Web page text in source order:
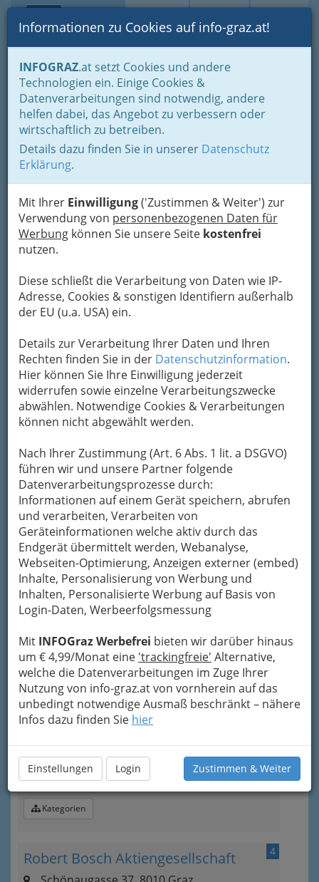
Suche Login Toggle
Informationen zu Cookies auf info-graz.at!
INFOGRAZ.at setzt Cookies und andere
Technologien ein. Einige Cookies &
Datenverarbeitungen sind notwendig, andere
helfen dabei, das Angebot zu verbessern oder
wirtschaftlich zu betreiben.
Details dazu finden Sie in unserer Datenschutz
Erklärung.
Mit Ihrer Einwilligung('Zustimmen & Weiter') zur
Verwendung von personenbezogenen Daten für
Werbung können Sie unsere Seite kostenfrei
nutzen.
Diese schließt die Verarbeitung von Daten wie IP-
Adresse, Cookies & sonstigen Identifiern außerhalb
der EU (u.a. USA) ein.
Details zur Verarbeitung Ihrer Daten und Ihren
Rechten finden Sie in der Datenschutzinformation.
Hier können Sie Ihre Einwilligung jederzeit
widerrufen sowie einzelne Verarbeitungszwecke
abwählen. Notwendige Cookies & Verarbeitungen
können nicht abgewählt werden.
Nach Ihrer Zustimmung (Art. 6 Abs. 1 lit. a DSGVO)
führen wir und unsere Partner folgende
Datenverarbeitungsprozesse durch:
Informationen auf einem Gerät speichern, abrufen
und verarbeiten, Verarbeiten von
Geräteinformationen welche aktiv durch das
Endgerät übermittelt werden, Webanalyse,
Webseiten-Optimierung, Anzeigen externer (embed)
Inhalte, Personalisierung von Werbung und
Inhalten, Personalisierte Werbung auf Basis von
Login-Daten, Werbeerfolgsmessung
Mit INFOGraz Werbefrei bieten wir darüber hinaus
um € 4,99/Monat eine 'trackingfreie' Alternative,
welche die Datenverarbeitungen im Zuge Ihrer
Nutzung von info-graz.at von vornherein auf das
unbedingt notwendige Ausmaß beschränkt – nähere
Infos dazu finden Sie hier
Einstellungen Login Zustimmen & Weiter
Home Branchen
Gewerbe, Handwerk, Banken
Gewerbe & Handwerk, Gliederung der WKO
Landesinnung der Elektro-, Gebäude-, Alarm- und
Kommunikationstechniker
Elektro-, Audio-, Video- und Alarmanlagentechniker - verschiedene
Gewerbe
Elektro-, Audio-, Video- und
Alarmanlagentechniker -
verschiedene Gewerbe in
Graz und Graz-Umgebung
Problem, hier auf dieser Seite finden Sie fähige
Videoelektroniker und Audioelektroniker bzw.
Videoelektronikerinnen und Audioelektronikerinnen, die Ihr
Bezirksauswahl
Alle Bezirke
Amschl & Gugg OEG
Kommunikationselektronik
Hugo-Schuchardt-Straße 24, 8010 Graz
Karte & Routenplaner
Eintrag ändern
Kategorien
2
Karl Binder
Babenbergerstraße 88, 8020 Graz
Karte & Routenplaner
Eintrag ändern
Kategorien
BM Ing. Michael Bliem-
Alarmsysteme
Blumenweg 25, 8072 Enzelsdorf
+43 664 356 31 64
E-Mail
Karte & Routenplaner
Eintrag ändern
Kategorien
4
Robert Bosch Aktiengesellschaft